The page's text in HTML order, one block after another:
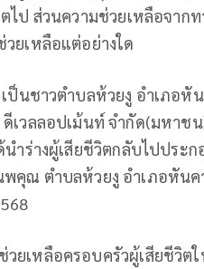
ไป ส่วนความช่วยเหลือจาก
ยเหลือแต่อย่างใด
ป็นชาวตำบลห้วยงู อำเภอหั
เวลลอปเม้นท์ จำกัด(มหาช
นำร่างผู้เสียชีวิตกลับไปปร
คุณ ตำบลห้วยงู อำเภอหันค
ยเหลือครอบครัวผู้เสียชีวิต